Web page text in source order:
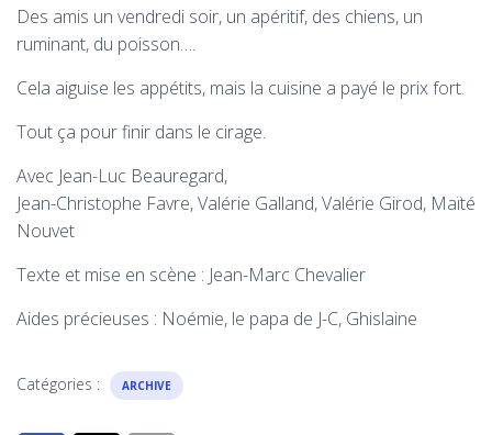
Des amis un vendredi soir, un apéritif, des chiens, un
ruminant, du poisson….
Cela aiguise les appétits, mais la cuisine a payé le prix fort.
Tout ça pour finir dans le cirage.
Avec Jean-Luc Beauregard,
Jean-Christophe Favre, Valérie Galland, Valérie Girod, Maïté
Nouvet
Texte et mise en scène : Jean-Marc Chevalier
Aides précieuses : Noémie, le papa de J-C, Ghislaine
Catégories : ARCHIVE